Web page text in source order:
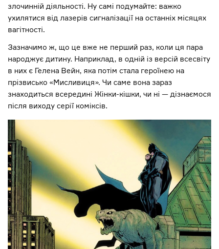
злочинній діяльності. Ну самі подумайте: важко
ухилятися від лазерів сигналізації на останніх місяцях
вагітності.
Зазначимо ж, що це вже не перший раз, коли ця пара
народжує дитину. Наприклад, в одній із версій всесвіту
в них є Гелена Вейн, яка потім стала героїнею на
прізвисько «Мисливиця». Чи саме вона зараз
знаходиться всередині Жінки-кішки, чи ні — дізнаємося
після виходу серії коміксів.